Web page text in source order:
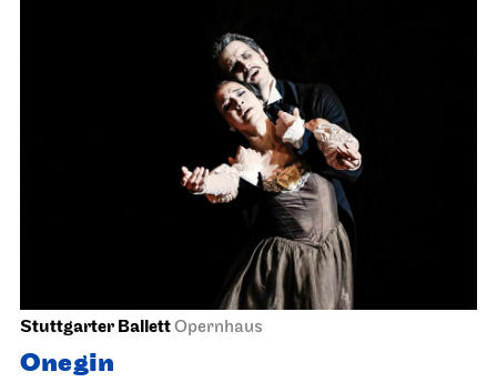
Stuttgarter BallettOpernhaus
Onegin